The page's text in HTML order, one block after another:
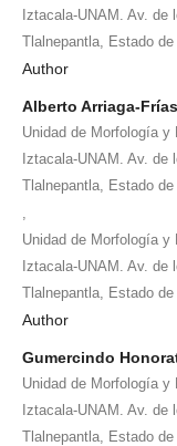
Iztacala-UNAM. Av. de
Tlalnepantla, Estado
Author
Alberto Arriaga-Frías
Unidad de Morfología y
Iztacala-UNAM. Av. de
Tlalnepantla, Estado
Unidad de Morfología y
Iztacala-UNAM. Av. de
Tlalnepantla, Estado
Author
Gumercindo
Unidad de Morfología y
Iztacala-UNAM. Av. de
Tlalnepantla, Estado